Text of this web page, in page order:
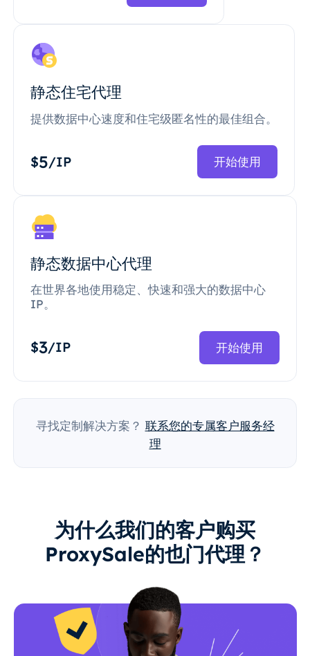
静态住宅代理
提供数据中心速度和住宅级匿名性的最佳组合。
$5/IP 开始使用
静态数据中心代理
在世界各地使用稳定、快速和强大的数据中心
IP。
$3/IP 开始使用
寻找定制解决方案？ 联系您的专属客户服务经
理
为什么我们的客户购买
ProxySale的也门代理？